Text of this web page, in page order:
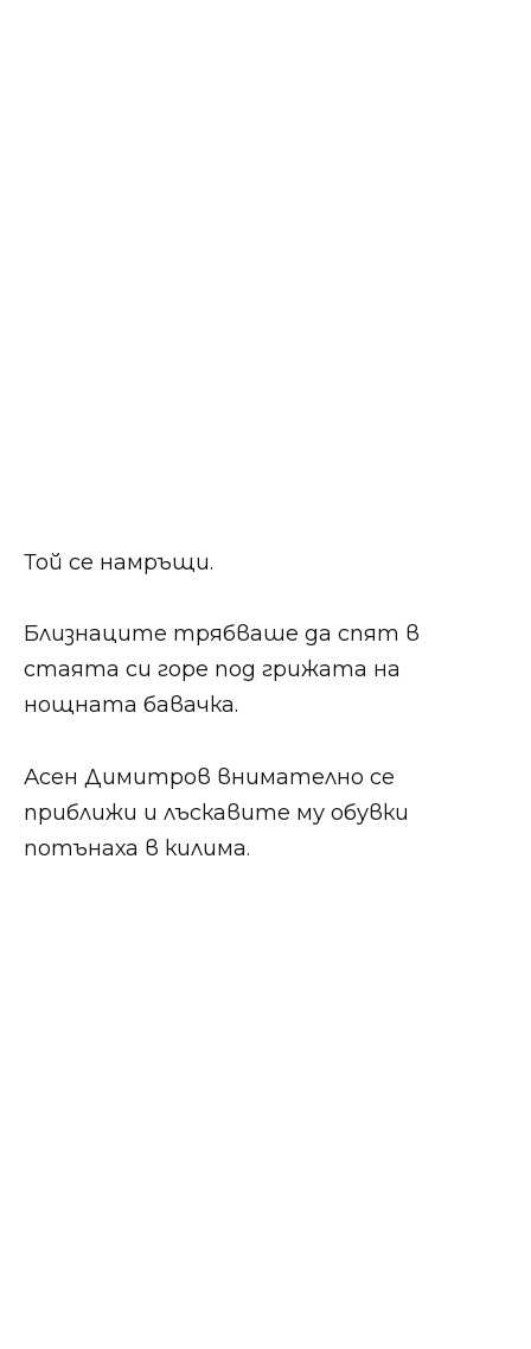
Той се намръщи.
Близнаците трябваше да спят в
стаята си горе под грижата на
нощната бавачка.
Асен Димитров внимателно се
приближи и лъскавите му обувки
потънаха в килима.